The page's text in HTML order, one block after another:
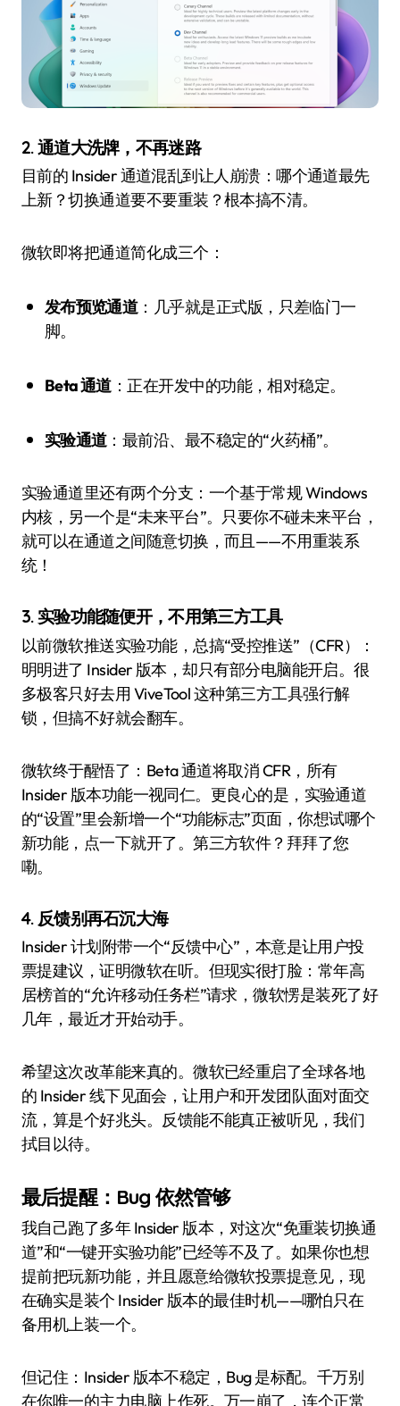
2. 通道大洗牌，不再迷路
目前的 Insider 通道混乱到让人崩溃：哪个通道最先
上新？切换通道要不要重装？根本搞不清。
微软即将把通道简化成三个：
发布预览通道：几乎就是正式版，只差临门一
脚。
Beta 通道：正在开发中的功能，相对稳定。
实验通道：最前沿、最不稳定的“火药桶”。
实验通道里还有两个分支：一个基于常规 Windows
内核，另一个是“未来平台”。只要你不碰未来平台，
就可以在通道之间随意切换，而且——不用重装系
统！
3. 实验功能随便开，不用第三方工具
以前微软推送实验功能，总搞“受控推送”（CFR）：
明明进了 Insider 版本，却只有部分电脑能开启。很
多极客只好去用 ViveTool 这种第三方工具强行解
锁，但搞不好就会翻车。
微软终于醒悟了：Beta 通道将取消 CFR，所有
Insider 版本功能一视同仁。更良心的是，实验通道
的“设置”里会新增一个“功能标志”页面，你想试哪个
新功能，点一下就开了。第三方软件？拜拜了您
嘞。
4. 反馈别再石沉大海
Insider 计划附带一个“反馈中心”，本意是让用户投
票提建议，证明微软在听。但现实很打脸：常年高
居榜首的“允许移动任务栏”请求，微软愣是装死了好
几年，最近才开始动手。
希望这次改革能来真的。微软已经重启了全球各地
的 Insider 线下见面会，让用户和开发团队面对面交
流，算是个好兆头。反馈能不能真正被听见，我们
拭目以待。
最后提醒：Bug 依然管够
我自己跑了多年 Insider 版本，对这次“免重装切换通
道”和“一键开实验功能”已经等不及了。如果你也想
提前把玩新功能，并且愿意给微软投票提意见，现
在确实是装个 Insider 版本的最佳时机——哪怕只在
备用机上装一个。
但记住：Insider 版本不稳定，Bug 是标配。千万别
在你唯一的主力电脑上作死。万一崩了，连个正常